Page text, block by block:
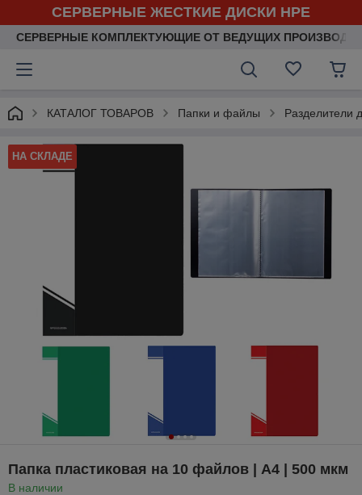
СЕРВЕРНЫЕ ЖЕСТКИЕ ДИСКИ HPE
СЕРВЕРНЫЕ КОМПЛЕКТУЮЩИЕ ОТ ВЕДУЩИХ
КАТАЛОГ ТОВАРОВ Папки и файлы Разделители
НА СКЛАДЕ
Папка пластиковая на 10 файлов | А4 | 500 мкм
В наличии